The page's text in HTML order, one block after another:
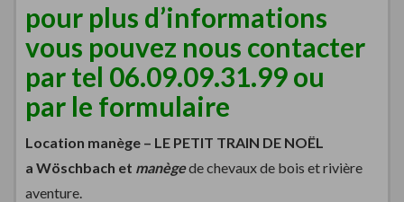
pour plus d’informations
vous pouvez nous contacter
par tel 06.09.09.31.99 ou
par le formulaire
Location manège – LE PETIT TRAIN DE NOËL
a Wöschbach et manègede chevaux de bois et rivière
aventure.